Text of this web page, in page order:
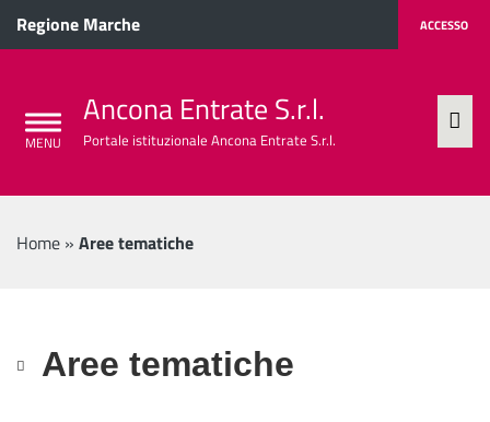
Regione Marche ACCESSO
Ancona Entrate S.r.l.
Portale istituzionale Ancona Entrate S.r.l.
Home » Aree tematiche
Aree tematiche